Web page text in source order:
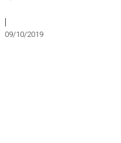
|
09/10/2019